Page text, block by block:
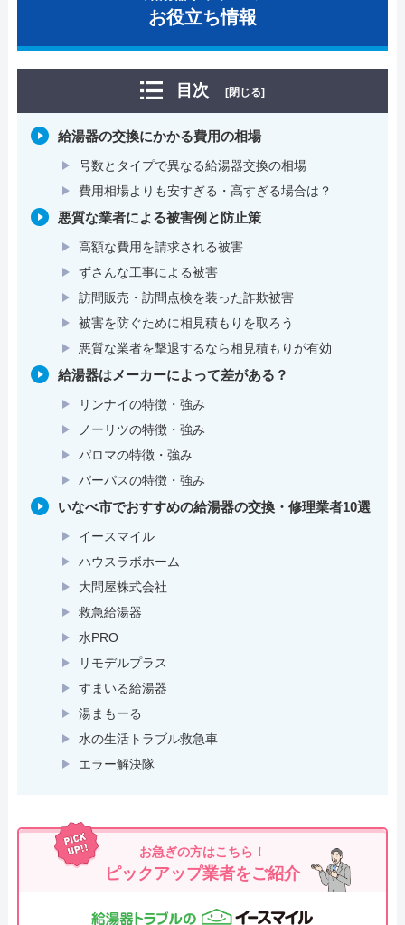
お役立ち情報
目次 [閉じる]
給湯器の交換にかかる費用の相場
号数とタイプで異なる給湯器交換の相場
費用相場よりも安すぎる・高すぎる場合は？
悪質な業者による被害例と防止策
高額な費用を請求される被害
ずさんな工事による被害
訪問販売・訪問点検を装った詐欺被害
被害を防ぐために相見積もりを取ろう
悪質な業者を撃退するなら相見積もりが有効
給湯器はメーカーによって差がある？
リンナイの特徴・強み
ノーリツの特徴・強み
パロマの特徴・強み
パーパスの特徴・強み
いなべ市でおすすめの給湯器の交換・修理業者10選
イースマイル
ハウスラボホーム
大問屋株式会社
救急給湯器
水PRO
リモデルプラス
すまいる給湯器
湯まもーる
水の生活トラブル救急車
エラー解決隊
お急ぎの方はこちら！
ピックアップ業者をご紹介